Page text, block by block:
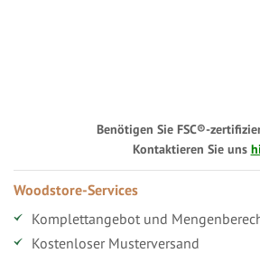
Benötigen Sie FSC®-
Kontaktieren Sie uns
Woodstore-Services
Komplettangebot und
Kostenloser Musterversand